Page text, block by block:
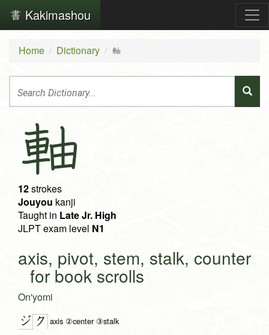
Kakimashou
Home Dictionary 軸
軸
12strokes
Jouyou kanji
Taught in Late Jr. High
JLPT exam level N1
axis, pivot, stem, stalk, counter
for book scrolls
On'yomi
ジ ク axis ②center ③stalk